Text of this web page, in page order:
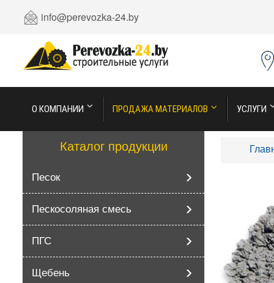
info@perevozka-24.by
О КОМПАНИИ ПРОДАЖА МАТЕРИАЛОВ УСЛУГИ
Каталог продукции
Песок
Пескосоляная смесь
ПГС
Щебень